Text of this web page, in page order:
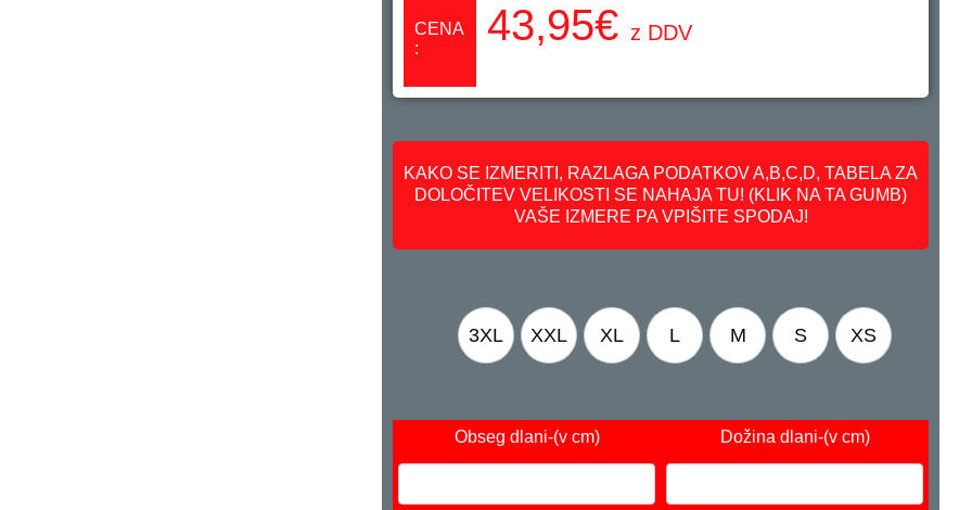
CENA
:
43,95€ z DDV
KAKO SE IZMERITI, RAZLAGA PODATKOV A,B,C,D, TABELA ZA
DOLOČITEV VELIKOSTI SE NAHAJA TU! (KLIK NA TA GUMB)
VAŠE IZMERE PA VPIŠITE SPODAJ!
3XL XXL XL L M S XS
Obseg dlani-(v cm) Dožina dlani-(v cm)